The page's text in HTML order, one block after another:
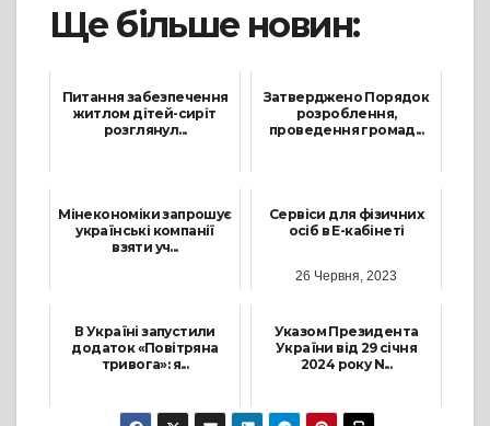
Ще більше новин:
Питання забезпечення
житлом дітей-сиріт
розглянул...
Затверджено Порядок
розроблення,
проведення громад...
Мінекономіки запрошує
українські компанії
взяти уч...
Сервіси для фізичних
осіб в Е-кабінеті
26 Червня, 2023
В Україні запустили
додаток «Повітряна
тривога»: я...
1 Березня, 2022
Указом Президента
України від 29 січня
2024 року N...
6 Травня, 2024